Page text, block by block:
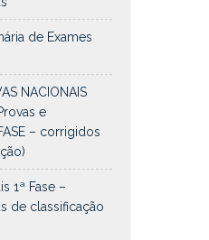
de Exames
NACIONAIS
e
– corrigidos
1ª Fase –
de classificação